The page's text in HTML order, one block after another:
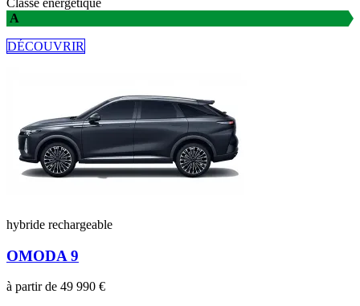
A
DÉCOUVRIR
hybride rechargeable
OMODA 9
à partir de 49 990 €